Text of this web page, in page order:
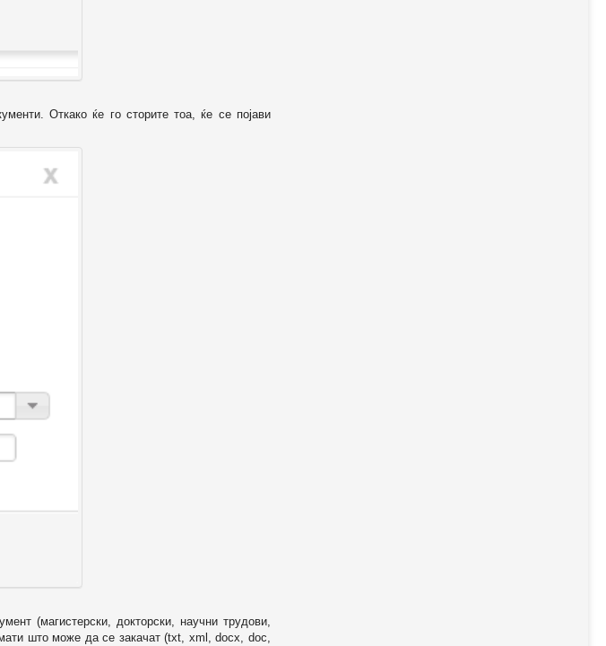
Откако ќе го сторите тоа, ќе се појави
(магистерски, докторски, научни трудови,
што може да се закачат (txt, xml, docx, doc,